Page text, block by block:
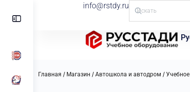
info@rstdy.ru
Главная / Магазин / Автошкола и автодром /